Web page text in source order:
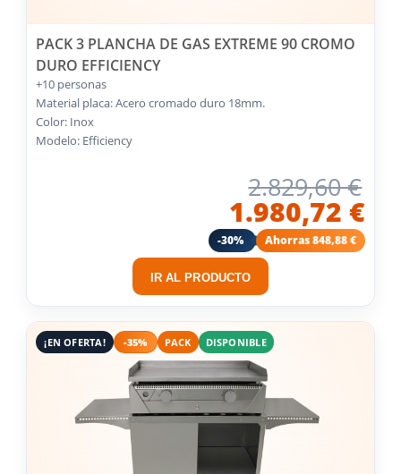
PACK 3 PLANCHA DE GAS EXTREME 90 CROMO
DURO EFFICIENCY
+10 personas
Material placa: Acero cromado duro 18mm.
Color: Inox
Modelo: Efficiency
2.829,60 €
1.980,72 €
-30% Ahorras 848,88 €
IR AL PRODUCTO
¡EN OFERTA! -35% PACK DISPONIBLE